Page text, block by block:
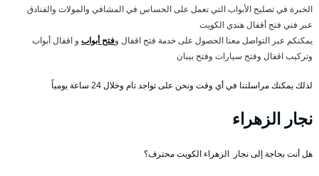
الخبرة في تصليح الأبواب التي تعمل على الحساس في المشافي والمولات والفنادق
عبر فني فتح أقفال هندي الكويت
يمكنكم عبر التواصل معنا الحصول على خدمة فتح اقفال وفتح أبواب و اقفال أبواب
وتركيب اقفال وفتح سيارات وفتح بيبان
لذلك يمكنك مراسلتنا في أي وقت ونحن على تواجد تام وخلال 24 ساعة يومياً
نجار الزهراء
هل أنت بحاجة إلى نجار الزهراء الكويت محترف؟